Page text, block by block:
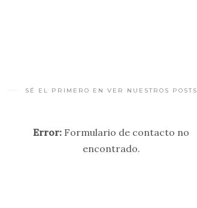
SÉ EL PRIMERO EN VER NUESTROS POSTS
Error: Formulario de contacto no
encontrado.